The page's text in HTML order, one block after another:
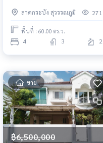
Ville Krung Thep Kritha -
Motorway / 4 Bedrooms (SALE
WITH TENANT) BZD121
ลาดกระบัง สุวรรณภูมิ 271
พื้นที่ : 60.00 ตร.ว.
4 3 2
ขาย
฿6,500,000